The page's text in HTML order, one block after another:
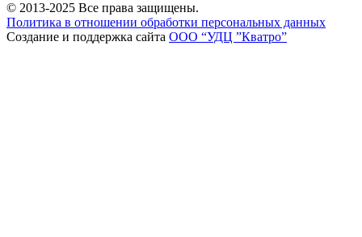
© 2013-2025 Все права защищены.
Политика в отношении обработки персональных данных
Создание и поддержка сайта ООО “УДЦ ”Кватро”